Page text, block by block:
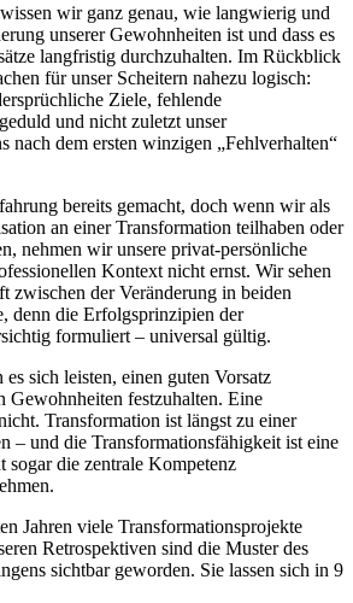
wir ganz genau, wie langwierig und
unserer Gewohnheiten ist und dass es
langfristig durchzuhalten. Im Rückblick
für unser Scheitern nahezu logisch:
Ziele, fehlende
und nicht zuletzt unser
nach dem ersten winzigen „Fehlverhalten“
bereits gemacht, doch wenn wir als
an einer Transformation teilhaben oder
nehmen wir unsere privat-persönliche
Kontext nicht ernst. Wir sehen
zwischen der Veränderung in beiden
denn die Erfolgsprinzipien der
formuliert – universal gültig.
sich leisten, einen guten Vorsatz
Gewohnheiten festzuhalten. Eine
Transformation ist längst zu einer
– und die Transformationsfähigkeit ist eine
sogar die zentrale Kompetenz
Jahren viele Transformationsprojekte
Retrospektiven sind die Muster des
sichtbar geworden. Sie lassen sich in 9